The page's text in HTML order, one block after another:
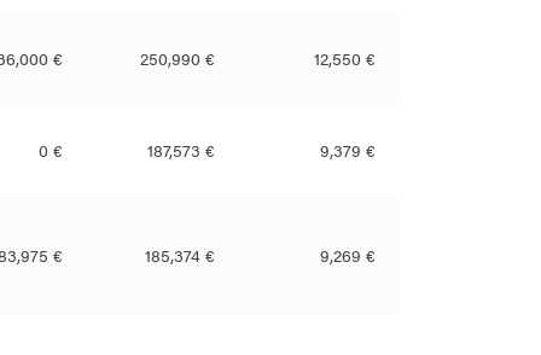
€ 250,990 € 12,550 €
0 € 187,573 € 9,379 €
€ 185,374 € 9,269 €